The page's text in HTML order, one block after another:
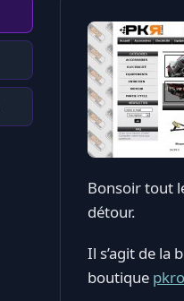
Bonsoir tout
détour.
Il s’agit de la
boutique